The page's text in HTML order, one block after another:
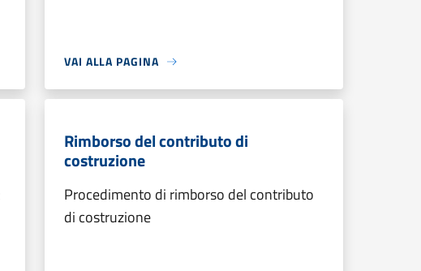
VAI ALLA PAGINA
Rimborso del contributo di
costruzione
Procedimento di rimborso del contributo
di costruzione